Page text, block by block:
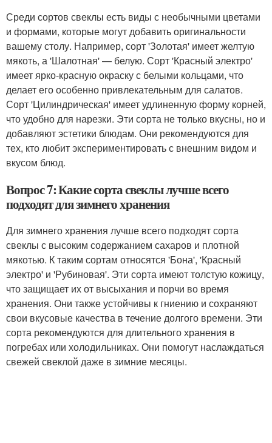
Среди сортов свеклы есть виды с необычными цветами
и формами, которые могут добавить оригинальности
вашему столу. Например, сорт 'Золотая' имеет желтую
мякоть, а 'Шалотная' — белую. Сорт 'Красный электро'
имеет ярко-красную окраску с белыми кольцами, что
делает его особенно привлекательным для салатов.
Сорт 'Цилиндрическая' имеет удлиненную форму корней,
что удобно для нарезки. Эти сорта не только вкусны, но и
добавляют эстетики блюдам. Они рекомендуются для
тех, кто любит экспериментировать с внешним видом и
вкусом блюд.
Вопрос 7: Какие сорта свеклы лучше всего
подходят для зимнего хранения
Для зимнего хранения лучше всего подходят сорта
свеклы с высоким содержанием сахаров и плотной
мякотью. К таким сортам относятся 'Бона', 'Красный
электро' и 'Рубиновая'. Эти сорта имеют толстую кожицу,
что защищает их от высыхания и порчи во время
хранения. Они также устойчивы к гниению и сохраняют
свои вкусовые качества в течение долгого времени. Эти
сорта рекомендуются для длительного хранения в
погребах или холодильниках. Они помогут наслаждаться
свежей свеклой даже в зимние месяцы.